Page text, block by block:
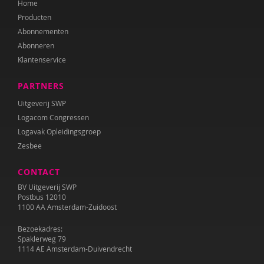
Home
Producten
Abonnementen
Abonneren
Klantenservice
PARTNERS
Uitgeverij SWP
Logacom Congressen
Logavak Opleidingsgroep
Zesbee
CONTACT
BV Uitgeverij SWP
Postbus 12010
1100 AA Amsterdam-Zuidoost
Bezoekadres:
Spaklerweg 79
1114 AE Amsterdam-Duivendrecht